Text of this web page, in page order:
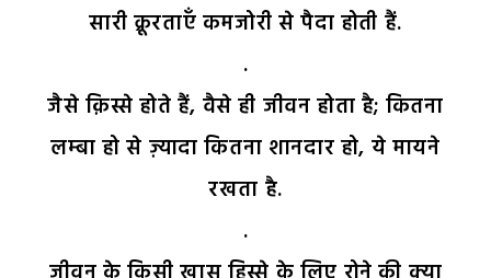
सारी क्रूरताएँ कमजोरी से पैदा होती हैं.
.
जैसे क़िस्से होते हैं, वैसे ही जीवन होता है; कितना
लम्बा हो से ज़्यादा कितना शानदार हो, ये मायने
रखता है.
.